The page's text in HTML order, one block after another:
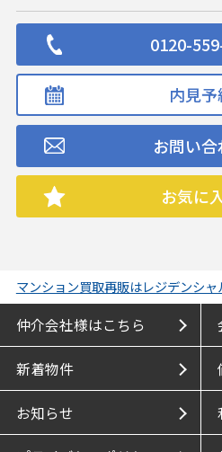
0120-
内見予
お問い
お気に
マンション買取再販はレジデンシャ
仲介会社様はこちら
新着物件
お知らせ